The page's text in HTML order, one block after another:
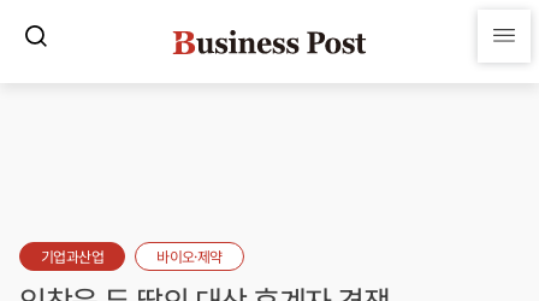
기업과산업 바이오·제약